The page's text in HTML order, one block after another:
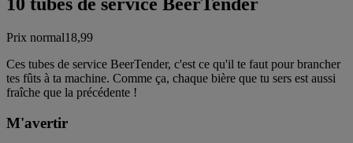
Prix normal18,99
Ces tubes de service BeerTender, c'est ce qu'il te faut pour brancher
tes fûts à ta machine. Comme ça, chaque bière que tu sers est aussi
fraîche que la précédente !
M'avertir